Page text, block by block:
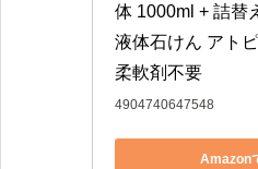
体 1000ml + 詰替
液体石けん アト
柔軟剤不要
4904740647548
Amazon